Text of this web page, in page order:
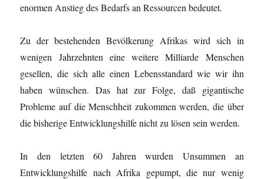
enormen Anstieg des Bedarfs an Ressourcen bedeutet.
Zu der bestehenden Bevölkerung Afrikas wird sich in
wenigen Jahrzehnten eine weitere Milliarde Menschen
gesellen, die sich alle einen Lebensstandard wie wir ihn
haben wünschen. Das hat zur Folge, daß gigantische
Probleme auf die Menschheit zukommen werden, die über
die bisherige Entwicklungshilfe nicht zu lösen sein werden.
In den letzten 60 Jahren wurden Unsummen an
Entwicklungshilfe nach Afrika gepumpt, die nur wenig